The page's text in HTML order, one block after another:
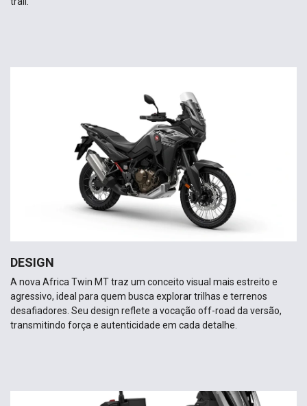
DESIGN
A nova Africa Twin MT traz um conceito visual mais estreito e
agressivo, ideal para quem busca explorar trilhas e terrenos
desafiadores. Seu design reflete a vocação off-road da versão,
transmitindo força e autenticidade em cada detalhe.